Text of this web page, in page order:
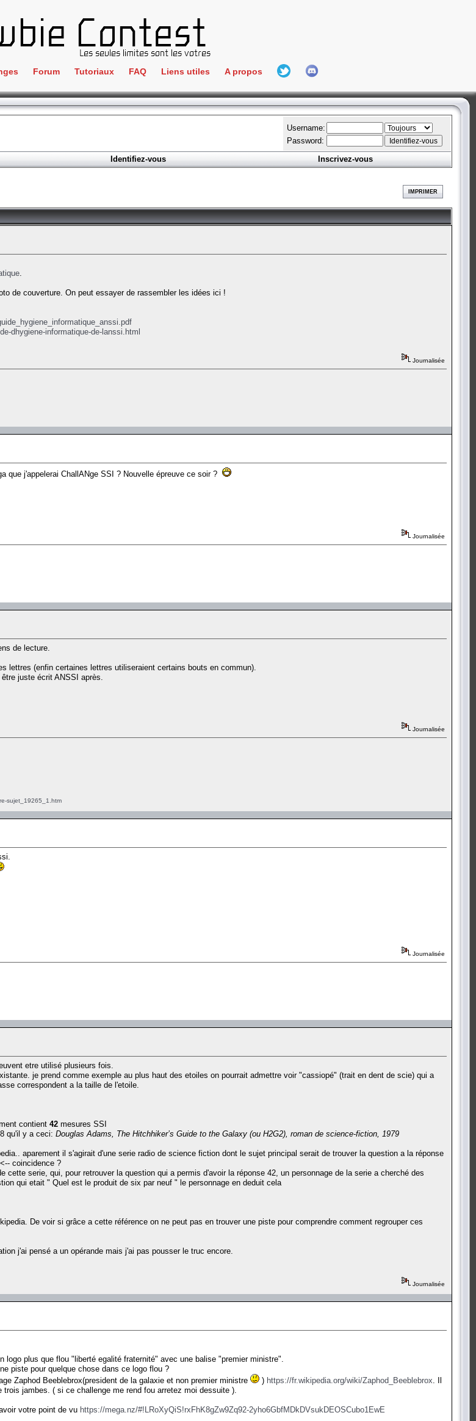
les challenges
Forum Tutoriaux FAQ Liens utiles
IRC
Newbie Connect
Partenaires
Goodies
L'incubateur
A propos
L'équipe
Hall Of Fame
Username:
Password:
Identifiez-vous Inscrivez-vous
IMPRIMER
de couverture. On peut essayer de rassembler les idées ici !
dhygiene-informatique-de-lanssi.html
Journalisée
que j'appelerai ChallANge SSI ? Nouvelle épreuve ce soir ?
Journalisée
de lecture.
lettres (enfin certaines lettres utiliseraient certains bouts en commun).
juste écrit ANSSI après.
Journalisée
sujet_19265_1.htm
Journalisée
etre utilisé plusieurs fois.
je prend comme exemple au plus haut des etoiles on pourrait admettre voir "cassiopé" (trait en dent de scie) qui a
correspondent a la taille de l'etoile.
contient 42 mesures SSI
qu'il y a ceci: Douglas Adams, The Hitchhiker’s Guide to the Galaxy (ou H2G2), roman de science-fiction, 1979
aparement il s'agirait d'une serie radio de science fiction dont le sujet principal serait de trouver la question a la réponse
<-- coincidence ?
cette serie, qui, pour retrouver la question qui a permis d'avoir la réponse 42, un personnage de la serie a cherché des
qui etait " Quel est le produit de six par neuf " le personnage en deduit cela
De voir si grâce a cette référence on ne peut pas en trouver une piste pour comprendre comment regrouper ces
j'ai pensé a un opérande mais j'ai pas pousser le truc encore.
Journalisée
plus que flou "liberté egalité fraternité" avec une balise "premier ministre".
piste pour quelque chose dans ce logo flou ?
Zaphod Beeblebrox(president de la galaxie et non premier ministre
) https://fr.wikipedia.org/wiki/Zaphod_Beeblebrox
jambes. ( si ce challenge me rend fou arretez moi dessuite ).
votre point de vu https://mega.nz/#!LRoXyQiS!rxFhK8gZw9Zq92-2yho6GbfMDkDVsukDEOSCubo1EwE